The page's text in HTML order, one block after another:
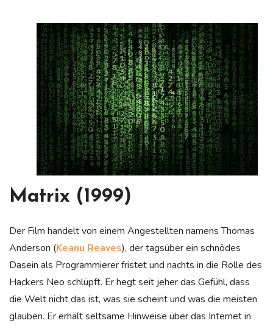
Matrix (1999)
Der Film handelt von einem Angestellten namens Thomas
Anderson (Keanu Reaves), der tagsüber ein schnödes
Dasein als Programmierer fristet und nachts in die Rolle des
Hackers Neo schlüpft. Er hegt seit jeher das Gefühl, dass
die Welt nicht das ist, was sie scheint und was die meisten
glauben. Er erhält seltsame Hinweise über das Internet in